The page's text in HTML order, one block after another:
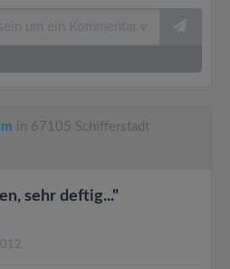
in 67105 Schifferstadt
sehr deftig..."